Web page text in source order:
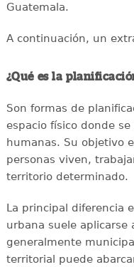
Guatemala.
A continuación, un
¿Qué es la
Son formas de
espacio físico donde
humanas. Su objetivo
personas viven,
territorio determinado.
La principal diferencia
urbana suele aplicarse
generalmente
territorial puede